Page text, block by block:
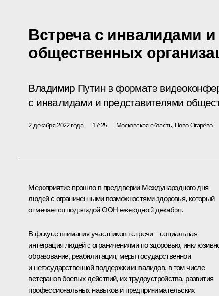
Встреча с инвалидами
общественных
Владимир Путин в формате
с инвалидами и представителями
2 декабря 2022 года 17:25 Московская область, Ново-Огарёво
Мероприятие прошло в преддверии Международного дня
людей с ограниченными возможностями здоровья, который
отмечается под эгидой ООН ежегодно 3 декабря.
В фокусе внимания участников встречи – социальная
интеграция людей с ограничениями по здоровью,
образование, реабилитация, меры государственной
и негосударственной поддержки инвалидов, в том числе
ветеранов боевых действий, их трудоустройства, развития
профессиональных навыков и предпринимательских